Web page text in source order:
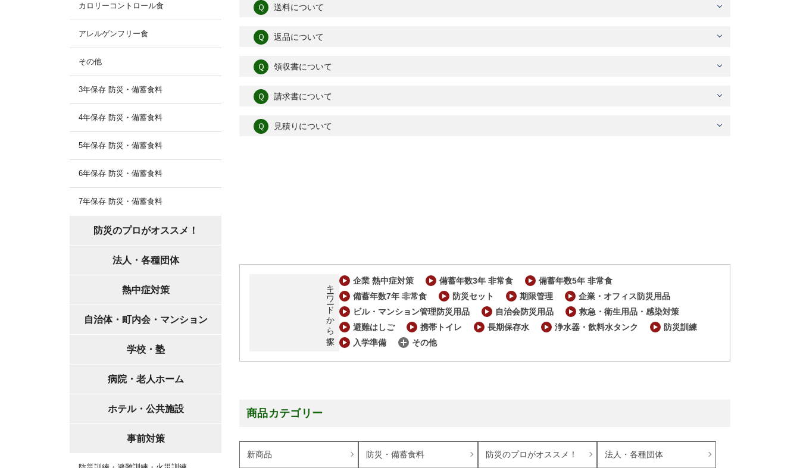
Ｑ 送料について
Ｑ 返品について
Ｑ 領収書について
Ｑ 請求書について
Ｑ 見積りについて
キーワードから探す 企業 熱中症対策 備蓄年数3年 非常食
備蓄年数5年 非常食
備蓄年数7年 非常食
防災セット 期限管理
企業・オフィス防災用品
ビル・マンション管理防災用品
自治会防災用品
救急・衛生用品・感染対策
避難はしご
携帯トイレ 長期保存水 浄水器・飲料水タンク
防災訓練
入学準備
その他
商品カテゴリー
新商品 防災・備蓄食料 防災のプロがオススメ！ 法人・各種団体
カロリーコントロール食
アレルゲンフリー食
その他
3年保存 防災・備蓄食料
4年保存 防災・備蓄食料
5年保存 防災・備蓄食料
6年保存 防災・備蓄食料
7年保存 防災・備蓄食料
防災のプロがオススメ！
法人・各種団体
熱中症対策
自治体・町内会・マンション
学校・塾
病院・老人ホーム
ホテル・公共施設
事前対策